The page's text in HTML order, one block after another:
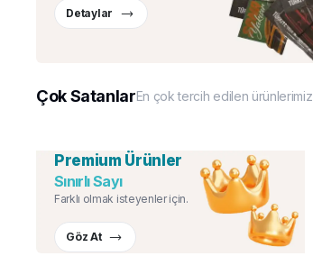
Detaylar
Çok SatanlarEn çok tercih edilen ürünlerimiz
Premium Ürünler
Sınırlı Sayı
Farklı olmak isteyenler için.
Göz At